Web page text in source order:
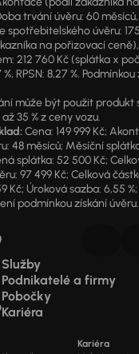
trvání úvěru: 60
spotřebitelského úvěru:
na pořizovací
212 760 Kč (splátka x
RPSN: 8,27 %.
může být použit produkt
35 % z ceny vozu.
Cena: 149 999 Kč;
48 měsíců; Měsíční
splátka: 52 500 Kč;
97 499 Kč; Celková
Kč; Úroková sazba: 6,55 %;
podmínkou získání úvěru.
Služby
Podnikatelé a firmy
Pobočky
Kariéra
Kariéra